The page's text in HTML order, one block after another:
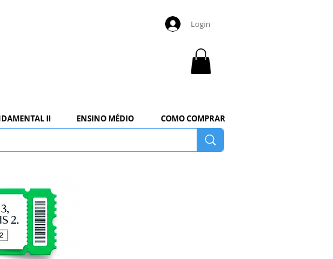
Login
II ENSINO MÉDIO COMO COMPRAR